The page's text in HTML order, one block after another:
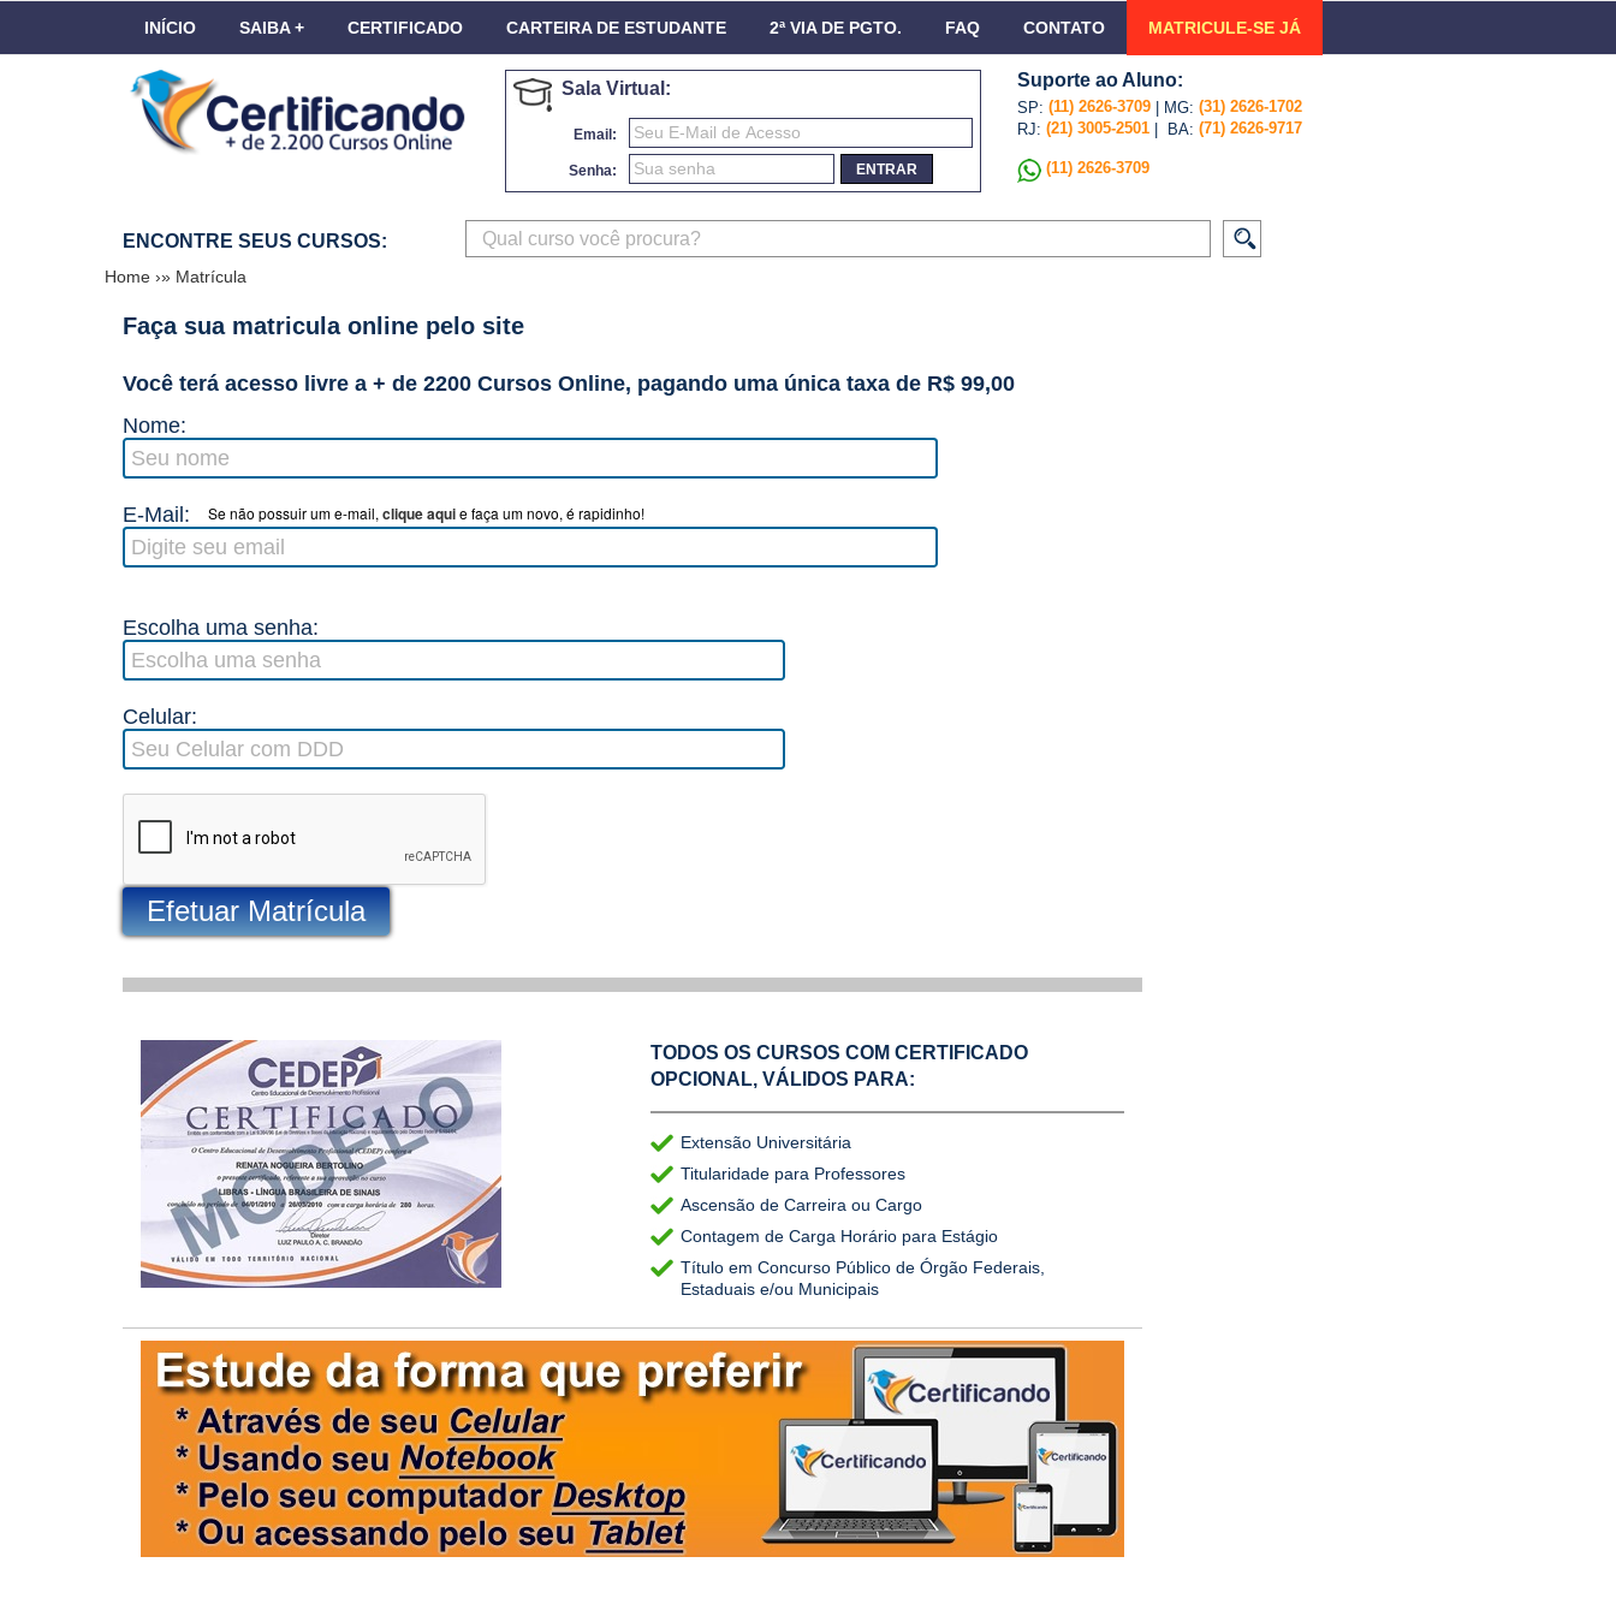
INÍCIO SAIBA + CERTIFICADO CARTEIRA DE ESTUDANTE 2ª VIA DE PGTO. FAQ CONTATO MATRICULE-SE JÁ
Sala Virtual:
Email:
Senha: ENTRAR
Suporte ao Aluno:
SP: (11) 2626-3709 | MG: (31) 2626-1702
RJ: (21) 3005-2501 | BA: (71) 2626-9717
(11) 2626-3709
ENCONTRE SEUS CURSOS:
Home ›» Matrícula
Faça sua matricula online pelo site
Você terá acesso livre a + de 2200 Cursos Online, pagando uma única taxa de R$ 99,00
Nome:
E-Mail: Se não possuir um e-mail, clique aquie faça um novo, é rapidinho!
Escolha uma senha:
Celular:
Efetuar Matrícula
TODOS OS CURSOS COM CERTIFICADO
OPCIONAL, VÁLIDOS PARA:
Extensão Universitária
Titularidade para Professores
Ascensão de Carreira ou Cargo
Contagem de Carga Horário para Estágio
Título em Concurso Público de Órgão Federais,
Estaduais e/ou Municipais